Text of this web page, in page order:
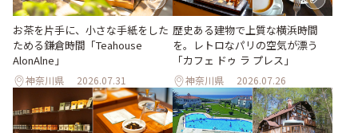
お茶を片手に、小さな手紙をした
ためる鎌倉時間「Teahouse
AlonAlne」
神奈川県 2026.07.31
歴史ある建物で上質な横浜時間
を。レトロなパリの空気が漂う
「カフェ ドゥ ラ プレス」
神奈川県 2026.07.26